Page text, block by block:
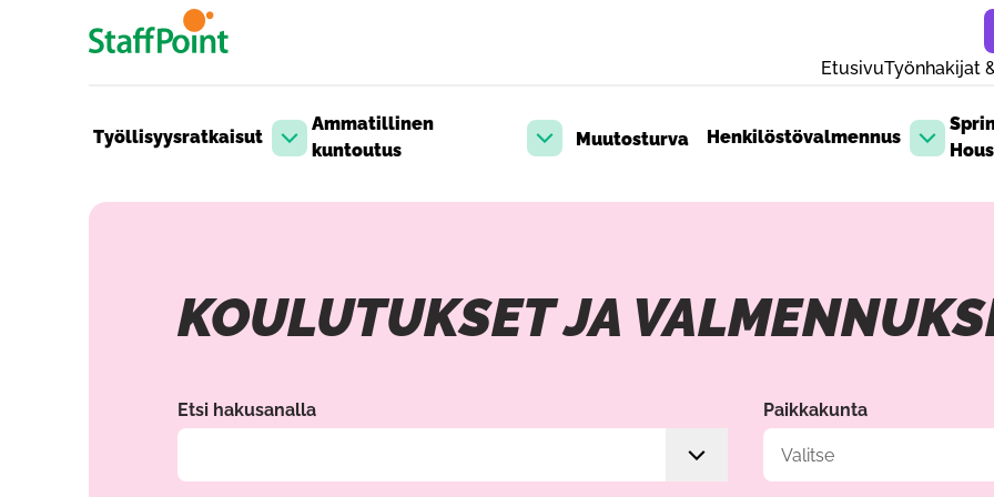
Hyppää pääsisältöön
EtusivuTyönhakijat
Työllisyysratkaisut
Avaa pudotusvalikko
Ammatillinen
kuntoutus
Avaa pudotusvalikko
Muutosturva Henkilöstövalmennus
Avaa
Hae valitsemalla hakuehtoja filttereiden avulla. Sisältö päivittyy automaattisesti valintojen mukaan.
KOULUTUKSET JA
Etsi hakusanalla Paikkakunta